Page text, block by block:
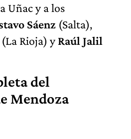
Uñac y a los
Sáenz (Salta),
Rioja) yRaúl Jalil
del
Mendoza